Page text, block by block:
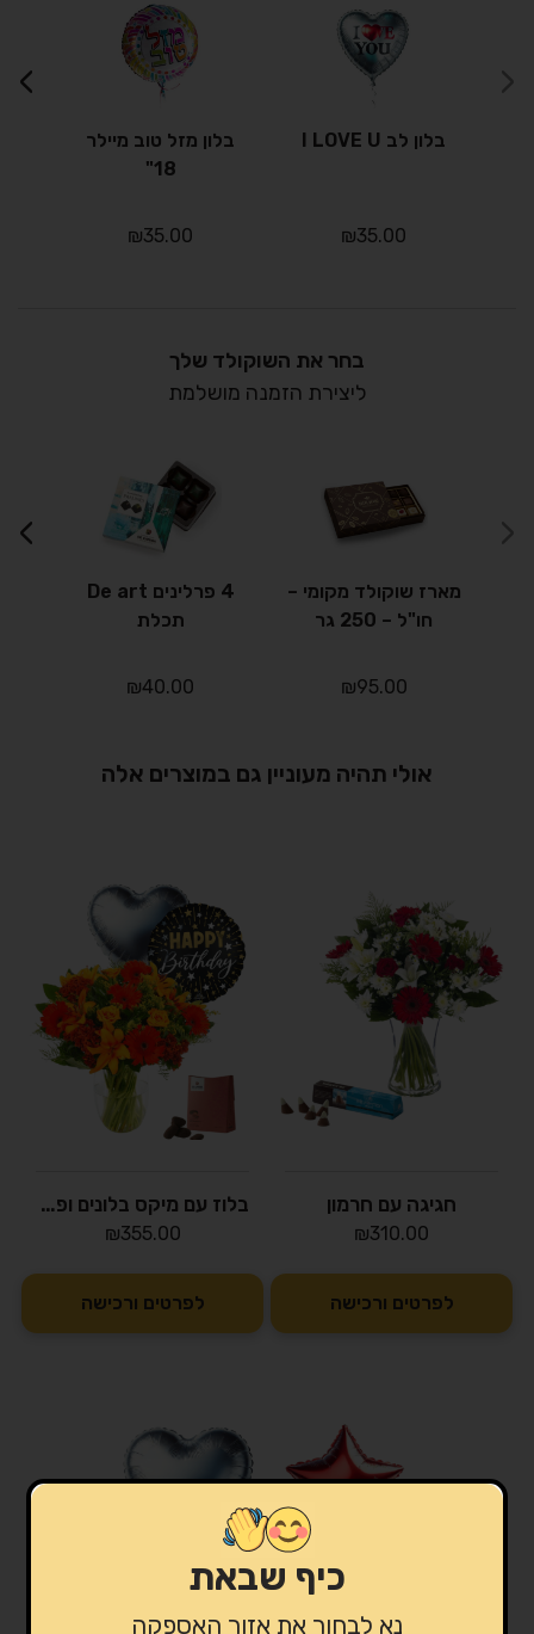
בלון לב I LOVE U
₪35.00
בלון מזל טוב מיילר
18"
₪35.00
›
בחר את השוקולד שלך
ליצירת הזמנה מושלמת
מארז שוקולד מקומי –
חו"ל – 250 גר
₪95.00
4 פרלינים De art
תכלת
₪40.00
›
אולי תהיה מעוניין גם במוצרים אלה
חגיגה עם חרמון
₪310.00
לפרטים ורכישה
בלוז עם מיקס בלונים ופרליטס אדום
₪355.00
לפרטים ורכישה
כיף שבאת
נא לבחור את אזור האספקה